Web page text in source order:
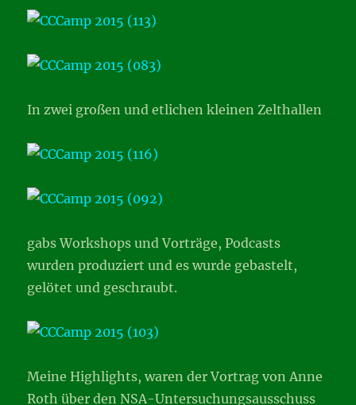
In zwei großen und etlichen kleinen Zelthallen
gabs Workshops und Vorträge, Podcasts
wurden produziert und es wurde gebastelt,
gelötet und geschraubt.
Meine Highlights, waren der Vortrag von Anne
Roth über den NSA-Untersuchungsausschuss